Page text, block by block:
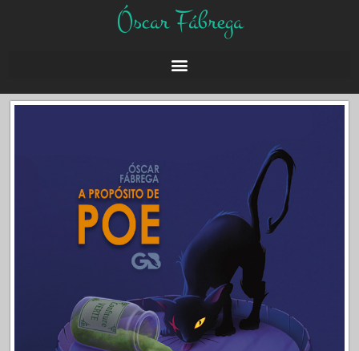
Óscar Fábrega